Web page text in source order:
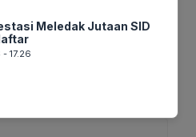
Meledak Jutaan SID
17.26